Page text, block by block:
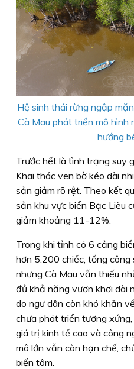
Hệ sinh thái rừng ngập
Cà Mau phát triển mô hình
hướng
Trước hết là tình trạng suy
Khai thác ven bờ kéo dài
sản giảm rõ rệt. Theo kết
sản khu vực biển Bạc Liêu
giảm khoảng 11-12%.
Trong khi tỉnh có 6 cảng
hơn 5.200 chiếc, tổng
nhưng Cà Mau vẫn thiếu
đủ khả năng vươn khơi dài
do ngư dân còn khó khăn
chưa phát triển tương
giá trị kinh tế cao và công
mô lớn vẫn còn hạn chế,
biến tôm.